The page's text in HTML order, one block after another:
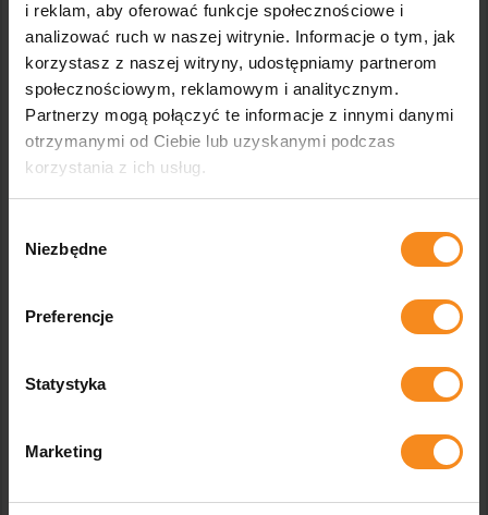
i reklam, aby oferować funkcje społecznościowe i
analizować ruch w naszej witrynie. Informacje o tym, jak
korzystasz z naszej witryny, udostępniamy partnerom
społecznościowym, reklamowym i analitycznym.
Partnerzy mogą połączyć te informacje z innymi danymi
otrzymanymi od Ciebie lub uzyskanymi podczas
korzystania z ich usług.
zgody
Niezbędne
Preferencje
Statystyka
Marketing
Salle de tri